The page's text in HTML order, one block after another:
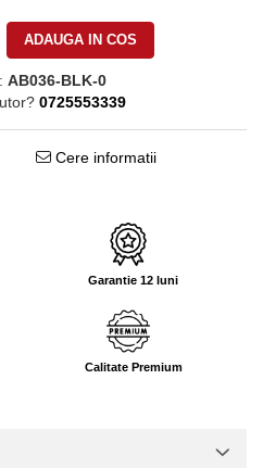
ADAUGA IN COS
AB036-BLK-0
0725553339
Cere informatii
Garantie 12 luni
Calitate Premium